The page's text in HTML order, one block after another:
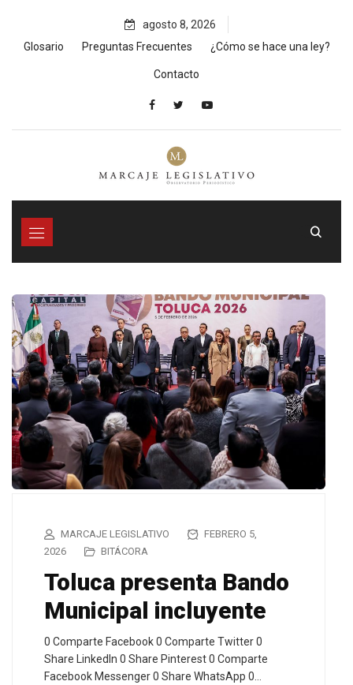
content
agosto 8, 2026
Glosario
Preguntas Frecuentes ¿Cómo se hace una ley?
Contacto
MARCAJE LEGISLATIVO
FEBRERO 5,
2026
BITÁCORA
Toluca presenta Bando
Municipal incluyente
0 Comparte Facebook 0 Comparte Twitter 0
Share LinkedIn 0 Share Pinterest 0 Comparte
Facebook Messenger 0 Share WhatsApp 0…